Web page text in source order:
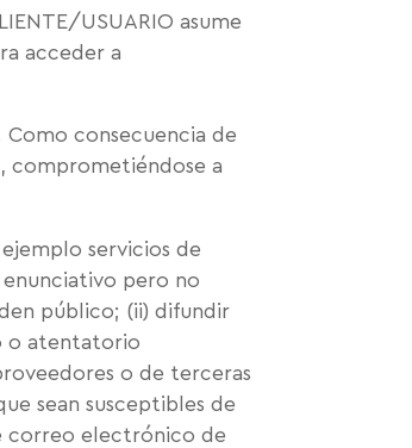
USUARIO asume
acceder a
consecuencia de
comprometiéndose a
servicios de
pero no
público; (ii) difundir
o atentatorio
o de terceras
sean susceptibles de
correo electrónico de